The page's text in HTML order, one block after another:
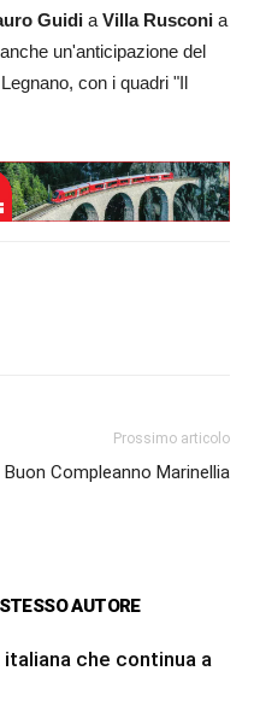
Guidi a Villa Rusconi a
un'anticipazione del
con i quadri "Il
Prossimo articolo
Buon Compleanno Marinellia
AUTORE
italiana che continua a